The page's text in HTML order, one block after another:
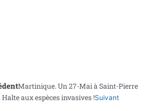
Martinique. Un 27-Mai à Saint-Pierre
aux espèces invasives !Suivant